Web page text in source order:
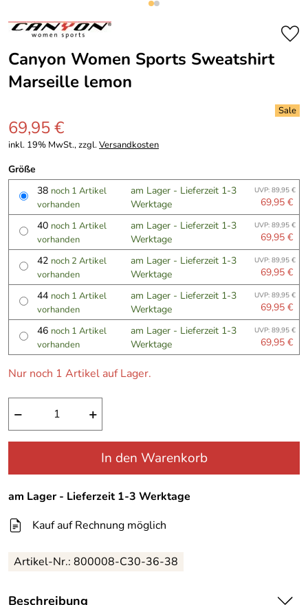
Canyon Women Sports Sweatshirt
Marseille lemon
69,95 €
inkl. 19% MwSt., zzgl.Versandkosten
Größe
38 noch 1 Artikel
vorhanden
am Lager - Lieferzeit 1-3
Werktage
UVP: 89,95 €
69,95 €
40 noch 1 Artikel
vorhanden
am Lager - Lieferzeit 1-3
Werktage
UVP: 89,95 €
69,95 €
42 noch 2 Artikel
vorhanden
am Lager - Lieferzeit 1-3
Werktage
UVP: 89,95 €
69,95 €
44 noch 1 Artikel
vorhanden
am Lager - Lieferzeit 1-3
Werktage
UVP: 89,95 €
69,95 €
46 noch 1 Artikel
vorhanden
am Lager - Lieferzeit 1-3
Werktage
UVP: 89,95 €
69,95 €
Nur noch 1 Artikel auf Lager.
− +
In den Warenkorb
am Lager - Lieferzeit 1-3 Werktage
Kauf auf Rechnung möglich
Artikel-Nr.: 800008-C30-36-38
Beschreibung